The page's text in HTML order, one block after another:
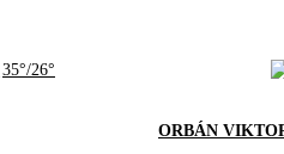
35°/26°
ORBÁN